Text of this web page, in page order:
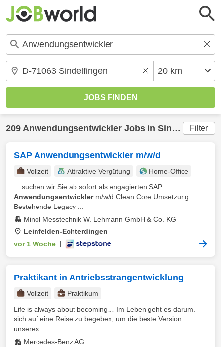
209 Anwendungsentwickler Jobs in Sindelfingen Filter
SAP Anwendungsentwickler m/w/d
Vollzeit Attraktive Vergütung
Home-Office
... suchen wir Sie ab sofort als engagierten SAP
Anwendungsentwicklerm/w/d Clean Core Umsetzung:
Bestehende Legacy ...
Minol Messtechnik W. Lehmann GmbH & Co. KG
Leinfelden-Echterdingen
vor 1 Woche
Praktikant in Antriebsstrangentwicklung
Vollzeit
Praktikum
Life is always about becoming… Im Leben geht es darum,
sich auf eine Reise zu begeben, um die beste Version
unseres ...
Mercedes-Benz AG